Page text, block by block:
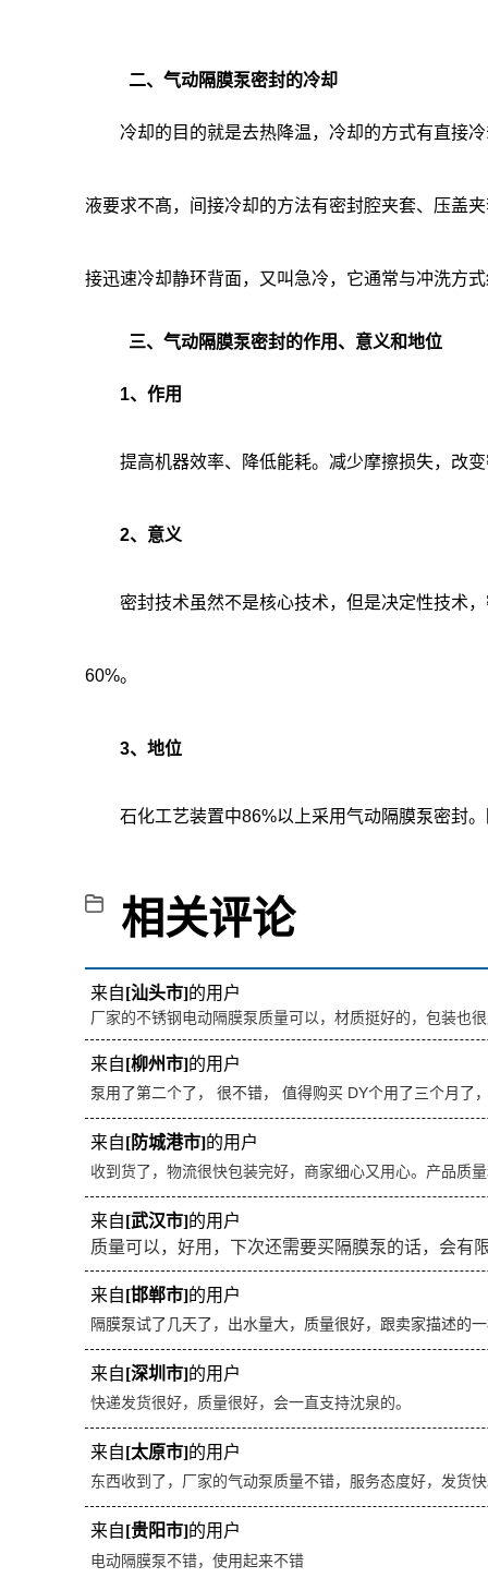
二、气动隔膜泵密封的冷却
冷却的目的就是去热降温，冷却的方式有直接冷
液要求不髙，间接冷却的方法有密封腔夹套、压盖
接迅速冷却静环背面，又叫急冷，它通常与冲洗方
三、气动隔膜泵密封的作用、意义和地位
1、作用
提高机器效率、降低能耗。减少摩擦损失，改变
2、意义
密封技术虽然不是核心技术，但是决定性技术，
60%。
3、地位
石化工艺装置中86%以上采用气动隔膜泵密封。
相关评论
来自[汕头市]的用户
厂家的不锈钢电动隔膜泵质量可以，材质挺好的，包装也
来自[柳州市]的用户
泵用了第二个了， 很不错， 值得购买 DY个用了三个月了
来自[防城港市]的用户
收到货了，物流很快包装完好，商家细心又用心。产品质
来自[武汉市]的用户
质量可以，好用，下次还需要买隔膜泵的话，会有
来自[邯郸市]的用户
隔膜泵试了几天了，出水量大，质量很好，跟卖家描述的
来自[深圳市]的用户
快递发货很好，质量很好，会一直支持沈泉的。
来自[太原市]的用户
东西收到了，厂家的气动泵质量不错，服务态度好，发货
来自[贵阳市]的用户
电动隔膜泵不错，使用起来不错